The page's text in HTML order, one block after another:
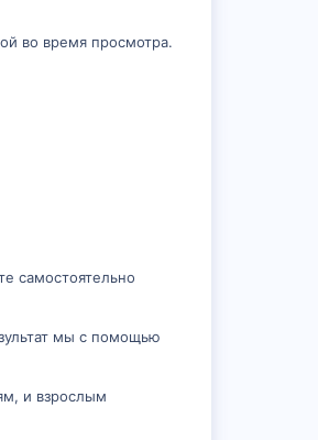
во время просмотра.
самостоятельно
мы с помощью
и взрослым